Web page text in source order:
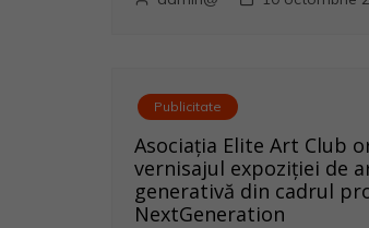
Publicitate
Asociația Elite Art Club
vernisajul expoziției de
generativă din cadrul
NextGeneration